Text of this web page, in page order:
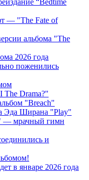
“Bedtime
— "The Fate of
альбома "The
2026 года
поженились
The Drama?"
"Breach"
Эда Ширана "Play"
— мрачный гимн
и
в январе 2026 года